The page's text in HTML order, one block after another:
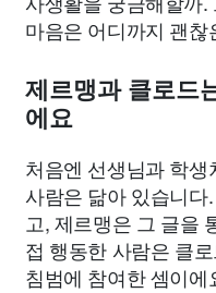
마음은 어디까지 괜찮
제르맹과 클로드
에요
처음엔 선생님과 학
사람은 닮아 있습니
고, 제르맹은 그 글을
접 행동한 사람은 클
침범에 참여한 셈이에